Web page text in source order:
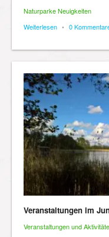
Naturparke Neuigkeiten
Weiterlesen • 0
Veranstaltungen im
Veranstaltungen und